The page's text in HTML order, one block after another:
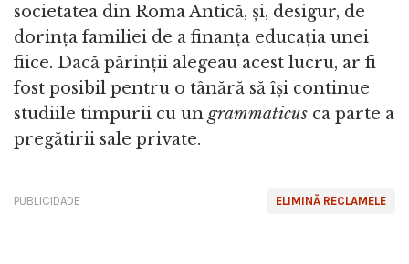
societatea din Roma Antică, și, desigur, de
dorința familiei de a finanța educația unei
fiice. Dacă părinții alegeau acest lucru, ar fi
fost posibil pentru o tânără să își continue
studiile timpurii cu un grammaticus ca parte a
pregătirii sale private.
ELIMINĂ RECLAMELE
PUBLICIDADE